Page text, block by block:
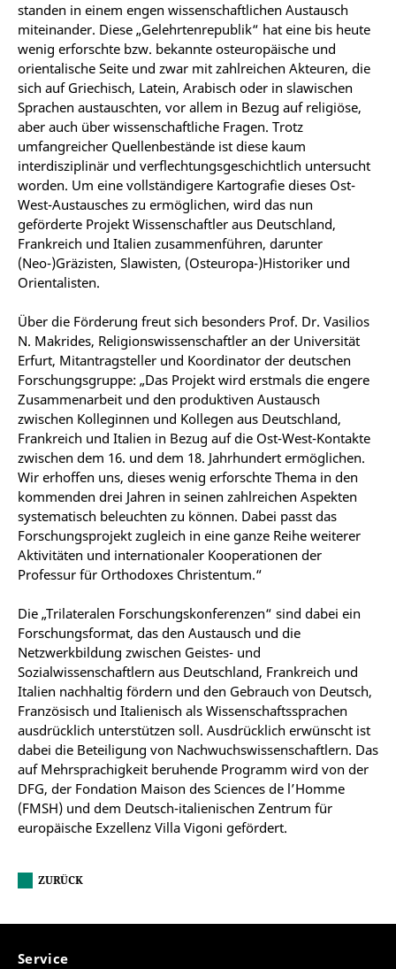
standen in einem engen wissenschaftlichen Austausch
miteinander. Diese „Gelehrtenrepublik“ hat eine bis heute
wenig erforschte bzw. bekannte osteuropäische und
orientalische Seite und zwar mit zahlreichen Akteuren, die
sich auf Griechisch, Latein, Arabisch oder in slawischen
Sprachen austauschten, vor allem in Bezug auf religiöse,
aber auch über wissenschaftliche Fragen. Trotz
umfangreicher Quellenbestände ist diese kaum
interdisziplinär und verflechtungsgeschichtlich untersucht
worden. Um eine vollständigere Kartografie dieses Ost-
West-Austausches zu ermöglichen, wird das nun
geförderte Projekt Wissenschaftler aus Deutschland,
Frankreich und Italien zusammenführen, darunter
(Neo-)Gräzisten, Slawisten, (Osteuropa-)Historiker und
Orientalisten.
Über die Förderung freut sich besonders Prof. Dr. Vasilios
N. Makrides, Religionswissenschaftler an der Universität
Erfurt, Mitantragsteller und Koordinator der deutschen
Forschungsgruppe: „Das Projekt wird erstmals die engere
Zusammenarbeit und den produktiven Austausch
zwischen Kolleginnen und Kollegen aus Deutschland,
Frankreich und Italien in Bezug auf die Ost-West-Kontakte
zwischen dem 16. und dem 18. Jahrhundert ermöglichen.
Wir erhoffen uns, dieses wenig erforschte Thema in den
kommenden drei Jahren in seinen zahlreichen Aspekten
systematisch beleuchten zu können. Dabei passt das
Forschungsprojekt zugleich in eine ganze Reihe weiterer
Aktivitäten und internationaler Kooperationen der
Professur für Orthodoxes Christentum.“
Die „Trilateralen Forschungskonferenzen“ sind dabei ein
Forschungsformat, das den Austausch und die
Netzwerkbildung zwischen Geistes- und
Sozialwissenschaftlern aus Deutschland, Frankreich und
Italien nachhaltig fördern und den Gebrauch von Deutsch,
Französisch und Italienisch als Wissenschaftssprachen
ausdrücklich unterstützen soll. Ausdrücklich erwünscht ist
dabei die Beteiligung von Nachwuchswissenschaftlern. Das
auf Mehrsprachigkeit beruhende Programm wird von der
DFG, der Fondation Maison des Sciences de l’Homme
(FMSH) und dem Deutsch-italienischen Zentrum für
europäische Exzellenz Villa Vigoni gefördert.
ZURÜCK
Service